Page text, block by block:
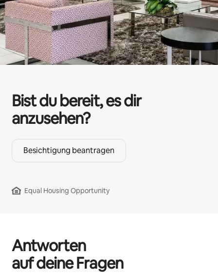
Bist du bereit, es dir
anzusehen?
Besichtigung beantragen
Equal Housing Opportunity
Antworten
auf deine Fragen